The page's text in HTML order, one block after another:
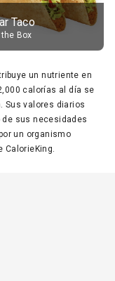
Taco
Box
un nutriente en
calorías al día se
Sus valores diarios
de sus necesidades
un organismo
CalorieKing.